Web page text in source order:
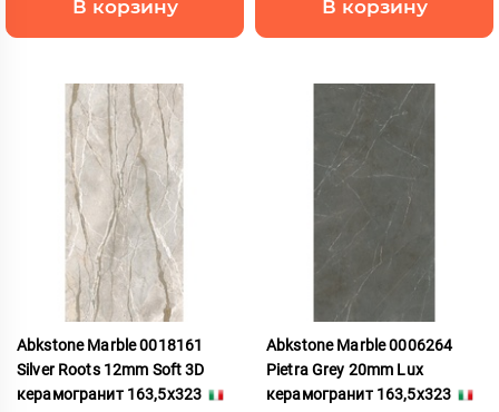
В корзину В корзину
Abkstone Marble 0018161
Silver Roots 12mm Soft 3D
керамогранит 163,5x323
Abkstone Marble 0006264
Pietra Grey 20mm Lux
керамогранит 163,5x323